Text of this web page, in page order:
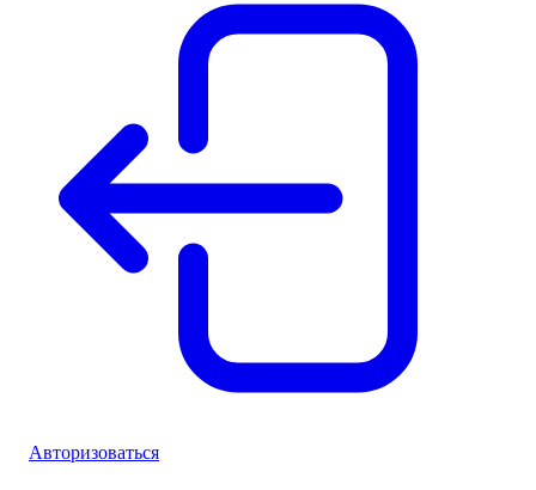
Авторизоваться